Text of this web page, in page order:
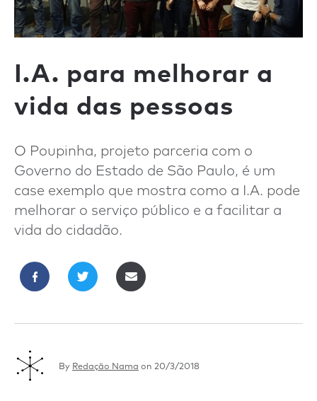
I.A. para melhorar a
vida das pessoas
O Poupinha, projeto parceria com o
Governo do Estado de São Paulo, é um
case exemplo que mostra como a I.A. pode
melhorar o serviço público e a facilitar a
vida do cidadão.
By Redação Nama on 20/3/2018